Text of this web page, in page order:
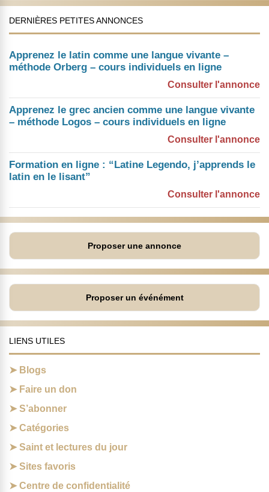
DERNIÈRES PETITES ANNONCES
Apprenez le latin comme une langue vivante –
méthode Orberg – cours individuels en ligne
Consulter l'annonce
Apprenez le grec ancien comme une langue vivante
– méthode Logos – cours individuels en ligne
Consulter l'annonce
Formation en ligne : “Latine Legendo, j’apprends le
latin en le lisant”
Consulter l'annonce
Proposer une annonce
Proposer un événément
LIENS UTILES
Blogs
Faire un don
S’abonner
Catégories
Saint et lectures du jour
Sites favoris
Centre de confidentialité